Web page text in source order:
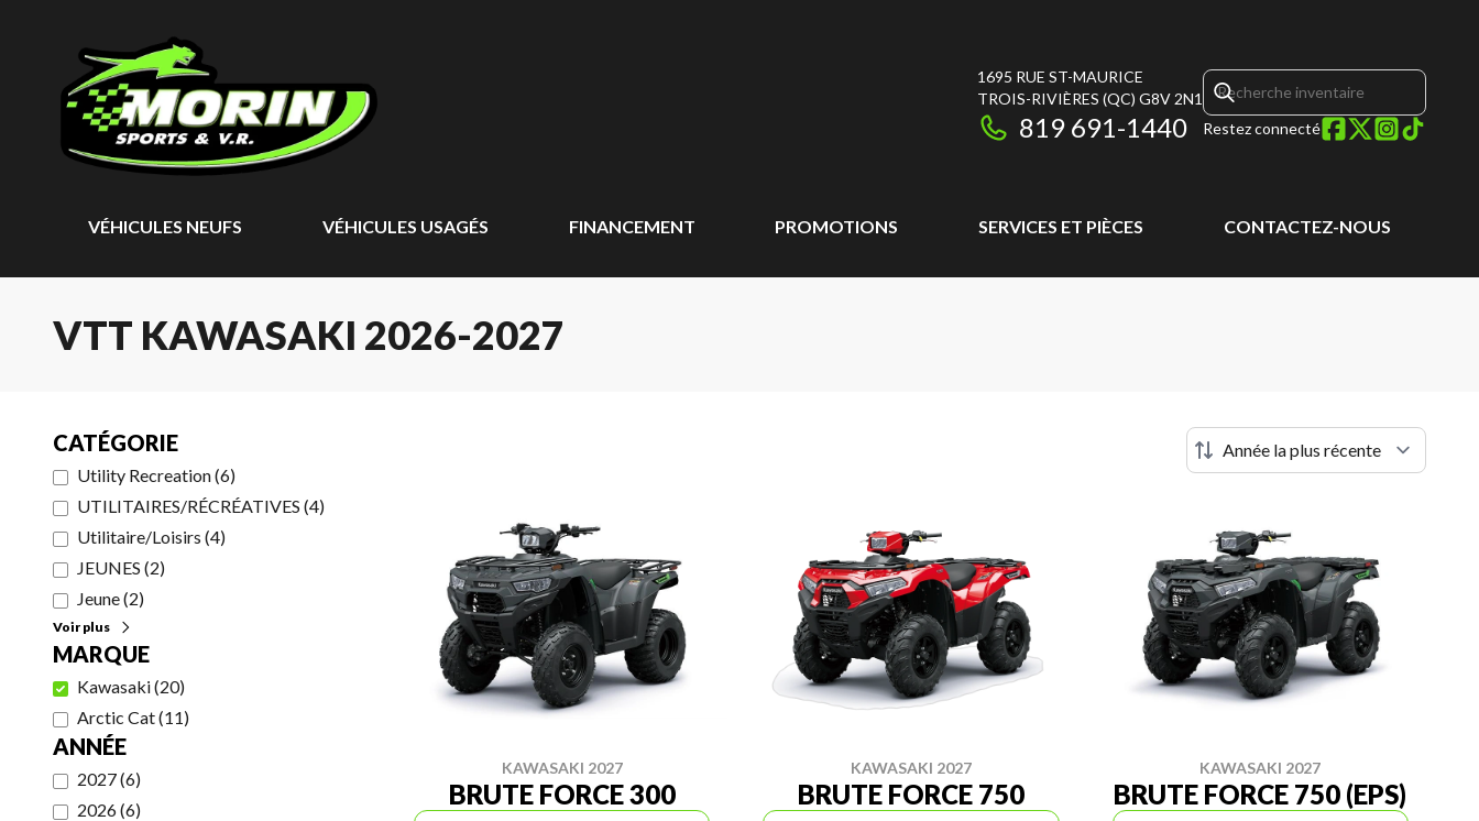
1695 RUE ST-MAURICE
TROIS-RIVIÈRES (QC) G8V 2N1
819 691-1440 Restez connecté
VÉHICULES NEUFS VÉHICULES USAGÉS FINANCEMENT PROMOTIONS SERVICES ET PIÈCES CONTACTEZ-NOUS
VTT KAWASAKI 2026-2027
CATÉGORIE
Utility Recreation(6)
UTILITAIRES/RÉCRÉATIVES (4)
Utilitaire/Loisirs (4)
JEUNES (2)
Jeune(2)
Voir plus
MARQUE
Kawasaki(20)
Arctic Cat(11)
ANNÉE
2027(6)
2026(6)
KAWASAKI 2027
BRUTE FORCE 300
KAWASAKI 2027
BRUTE FORCE 750
KAWASAKI 2027
BRUTE FORCE 750 (EPS)